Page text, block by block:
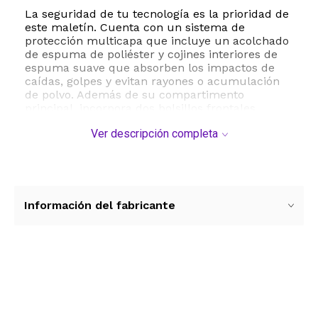
La seguridad de tu tecnología es la prioridad de
este maletín. Cuenta con un sistema de
protección multicapa que incluye un acolchado
de espuma de poliéster y cojines interiores de
espuma suave que absorben los impactos de
caídas, golpes y evitan rayones o acumulación
de polvo. Además de su compartimento
eficiente tus accesorios esenciales como
grandes ventajas. Cuenta con una correa de
Ver descripción completa
Información del fabricante